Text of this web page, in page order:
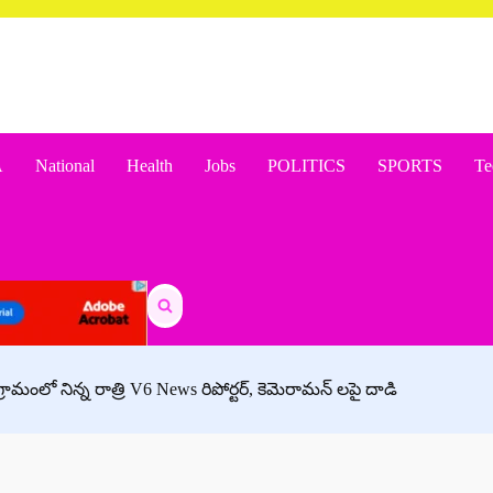
National Health Jobs POLITICS SPORTS
Search
for:
నిన్న రాత్రి V6 News రిపోర్టర్, కెమెరామన్ లపై దాడి